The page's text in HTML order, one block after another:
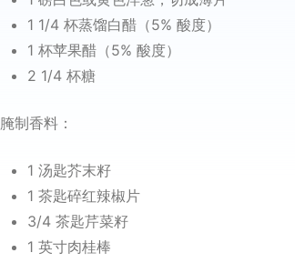
1 1/4 杯蒸馏白醋（5% 酸度）
1 杯苹果醋（5% 酸度）
2 1/4 杯糖
腌制香料：
1 汤匙芥末籽
1 茶匙碎红辣椒片
3/4 茶匙芹菜籽
1 英寸肉桂棒